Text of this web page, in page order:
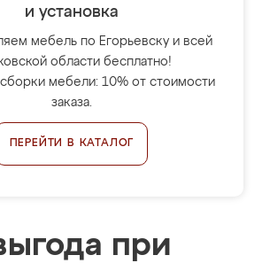
и установка
мебель по Егорьевску и всей
области бесплатно!
мебели: 10% от стоимости
заказа.
ПЕРЕЙТИ В КАТАЛОГ
при